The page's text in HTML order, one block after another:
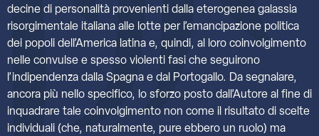
decine di personalità provenienti dalla eterogenea galassia
risorgimentale italiana alle lotte per l’emancipazione politica
dei popoli dell’America latina e, quindi, al loro coinvolgimento
nelle convulse e spesso violenti fasi che seguirono
l’indipendenza dalla Spagna e dal Portogallo. Da segnalare,
ancora più nello specifico, lo sforzo posto dall’Autore al fine di
inquadrare tale coinvolgimento non come il risultato di scelte
individuali (che, naturalmente, pure ebbero un ruolo) ma